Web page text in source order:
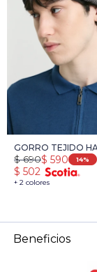
GORRO TEJIDO
OSCURO
+ 2 colores
$ 590
$ 690 14
$ 502
Beneficios